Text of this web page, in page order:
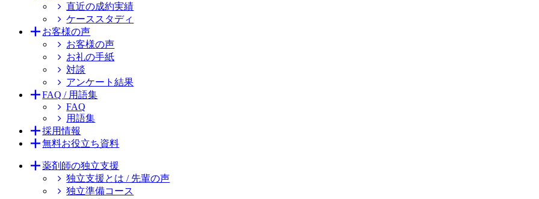
直近の成約実績
ケーススタディ
お客様の声
お客様の声
お礼の手紙
対談
アンケート結果
FAQ / 用語集
FAQ
用語集
採用情報
無料お役立ち資料
薬剤師の独立支援
独立支援とは / 先輩の声
独立準備コース